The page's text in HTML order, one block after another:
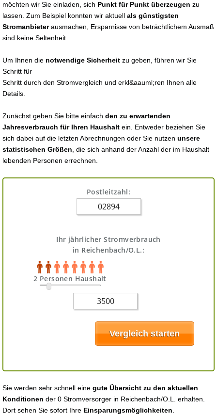
möchten wir Sie einladen, sich Punkt für Punkt überzeugen zu
lassen. Zum Beispiel konnten wir aktuell als günstigsten
Stromanbieterausmachen, Ersparnisse von beträchtlichem Ausmaß
sind keine Seltenheit.
Um Ihnen die notwendige Sicherheit zu geben, führen wir Sie
Schritt für
Schritt durch den Stromvergleich und erkl&aauml;ren Ihnen alle
Details.
Zunächst geben Sie bitte einfach den zu erwartenden
Jahresverbrauch für Ihren Haushalt ein. Entweder beziehen Sie
sich dabei auf die letzten Abrechnungen oder Sie nutzen unsere
statistischen Größen , die sich anhand der Anzahl der im Haushalt
lebenden Personen errechnen.
Postleitzahl:
Ihr jährlicher Stromverbrauch
in Reichenbach/O.L.:
2 Personen Haushalt
Sie werden sehr schnell eine gute Übersicht zu den aktuellen
Konditionen der 0 Stromversorger in Reichenbach/O.L. erhalten.
Dort sehen Sie sofort Ihre Einsparungsmöglichkeiten